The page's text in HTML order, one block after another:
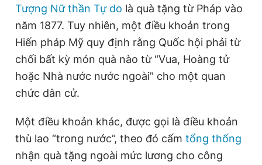
Tượng Nữ thần Tự do là quà tặng từ Pháp vào
năm 1877. Tuy nhiên, một điều khoản trong
Hiến pháp Mỹ quy định rằng Quốc hội phải từ
chối bất kỳ món quà nào từ “Vua, Hoàng tử
hoặc Nhà nước nước ngoài” cho một quan
chức dân cử.
Một điều khoản khác, được gọi là điều khoản
thù lao “trong nước”, theo đó cấm tổng thống
nhận quà tặng ngoài mức lương cho công